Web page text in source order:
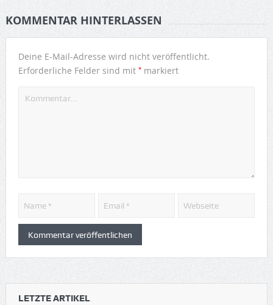
KOMMENTAR HINTERLASSEN
Deine E-Mail-Adresse wird nicht veröffentlicht.
Erforderliche Felder sind mit *markiert
LETZTE ARTIKEL